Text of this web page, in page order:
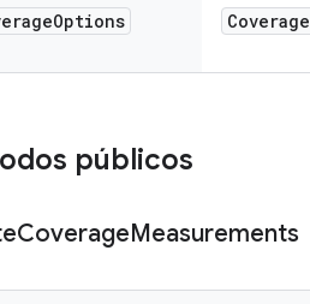
Options Coverage
públicos
CoverageMeasurements